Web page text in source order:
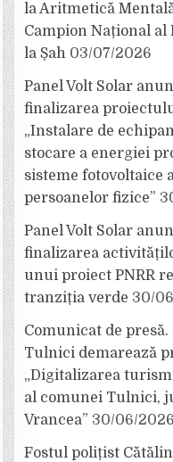
la Aritmetică
Campion Național al
la Șah 03/07/2026
Panel Volt Solar
finalizarea
„Instalare de
stocare a energiei
sisteme fotovoltaice
persoanelor fizice”
Panel Volt Solar
finalizarea
unui proiect PNRR
tranziția verde 30/
Comunicat de presă.
Tulnici demarează
„Digitalizarea
al comunei Tulnici,
Vrancea” 30/06/2026
Fostul polițist Cătălin